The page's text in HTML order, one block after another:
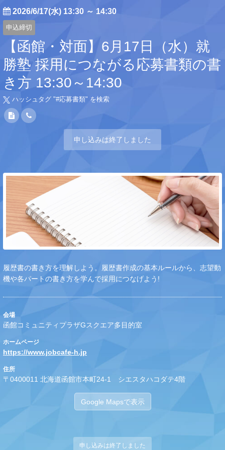
2026/6/17(水) 13:30 ～ 14:30
申込締切
【函館・対面】6月17日（水）就
勝塾 採用につながる応募書類の書
き方 13:30～14:30
ハッシュタグ "#応募書類" を検索
申し込みは終了しました
履歴書の書き方を理解しよう。履歴書作成の基本ルールから、志望動
機や各パートの書き方を学んで採用につなげよう!
会場
函館コミュニティプラザGスクエア多目的室
ホームページ
https://www.jobcafe-h.jp
住所
〒0400011 北海道函館市本町24-1 シエスタハコダテ4階
Google Mapsで表示
申し込みは終了しました